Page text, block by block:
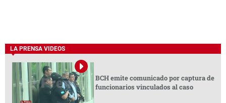
LA PRENSA VIDEOS
BCH emite comunicado por captura de
funcionarios vinculados al caso